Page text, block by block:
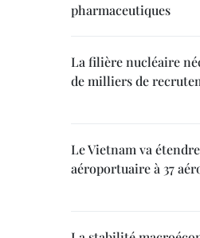
pharmaceutiques
La filière nucléaire
de milliers de
Le Vietnam va
aéroportuaire à 37